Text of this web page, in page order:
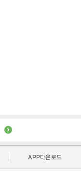
APP다운로드